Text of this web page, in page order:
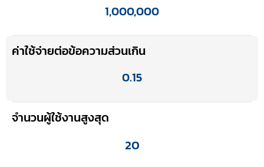
1,000,000
ค่าใช้จ่ายต่อข้อความส่วนเกิน
0.15
จำนวนผู้ใช้งานสูงสุด
20